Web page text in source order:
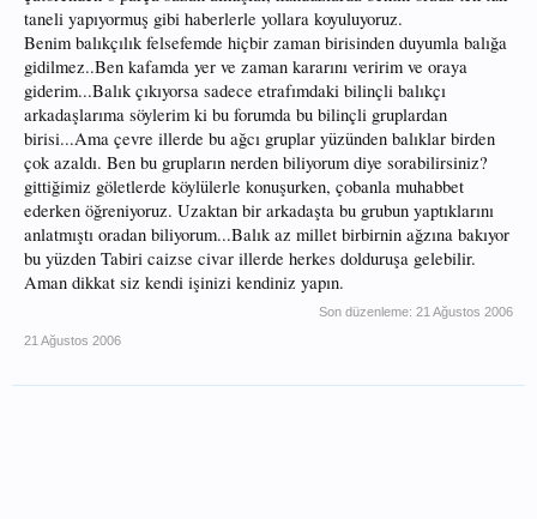
taneli yapıyormuş gibi haberlerle yollara koyuluyoruz.
Benim balıkçılık felsefemde hiçbir zaman birisinden duyumla balığa
gidilmez..Ben kafamda yer ve zaman kararını veririm ve oraya
giderim...Balık çıkıyorsa sadece etrafımdaki bilinçli balıkçı
arkadaşlarıma söylerim ki bu forumda bu bilinçli gruplardan
birisi...Ama çevre illerde bu ağcı gruplar yüzünden balıklar birden
çok azaldı. Ben bu grupların nerden biliyorum diye sorabilirsiniz?
gittiğimiz göletlerde köylülerle konuşurken, çobanla muhabbet
ederken öğreniyoruz. Uzaktan bir arkadaşta bu grubun yaptıklarını
anlatmıştı oradan biliyorum...Balık az millet birbirnin ağzına bakıyor
bu yüzden Tabiri caizse civar illerde herkes dolduruşa gelebilir.
Aman dikkat siz kendi işinizi kendiniz yapın.
Son düzenleme: 21 Ağustos 2006
21 Ağustos 2006